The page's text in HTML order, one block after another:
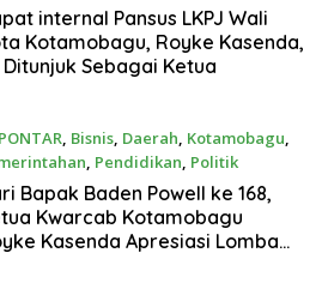
14, 2025
internal Pansus LKPJ Wali
Kotamobagu, Royke Kasenda,
Ditunjuk Sebagai Ketua
, Bisnis, Daerah, Kotamobagu,
, Pendidikan, Politik
22, 2025
Bapak Baden Powell ke 168,
Kwarcab Kotamobagu
Kasenda Apresiasi Lomba